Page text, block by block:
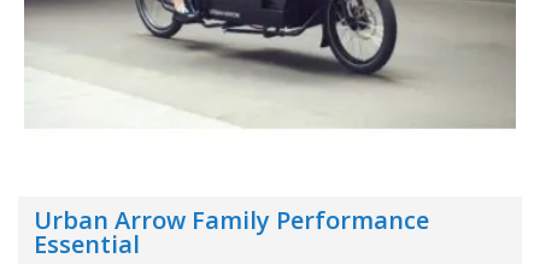
Urban Arrow Family Performance
Essential